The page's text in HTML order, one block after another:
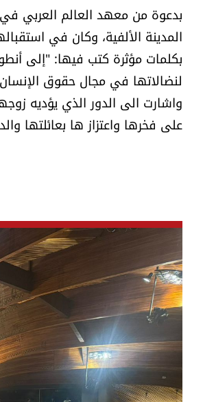
بدعوة من معهد العالم العربي
المدينة الألفية، وكان في
بكلمات مؤثرة كتب فيها: "إلى
لنضالاتها في مجال حقوق
واشارت الى الدور الذي يؤديه
على فخرها واعتزاز ها بعائلتها